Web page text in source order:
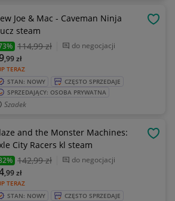
Joe & Mac - Caveman Ninja
steam
114,99 zł do negocjacji
TERAZ
,99zł
STAN: NOWY
CZĘSTO SPRZEDAJE
SPRZEDAJĄCY: OSOBA PRYWATNA
Szadek
and the Monster Machines:
City Racers kl steam
142,99 zł do negocjacji
TERAZ
,99zł
STAN: NOWY
CZĘSTO SPRZEDAJE